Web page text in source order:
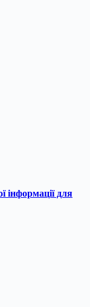
інформації для